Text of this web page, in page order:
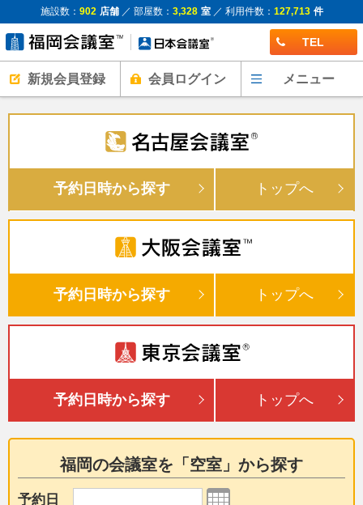
施設数： 902 店舗／ 部屋数： 3,328 室／ 利用件数： 127,713 件
TEL
新規会員登録 会員ログイン メニュー
予約日時から探す トップへ
予約日時から探す トップへ
予約日時から探す トップへ
福岡の会議室を「空室」から探す
予約日